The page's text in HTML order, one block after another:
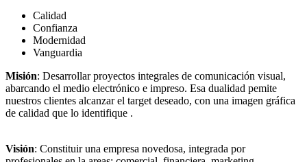
Calidad
Confianza
Modernidad
Vanguardia
Misión: Desarrollar proyectos integrales de comunicación visual,
abarcando el medio electrónico e impreso. Esa dualidad pemite
nuestros clientes alcanzar el target deseado, con una imagen gráfica
de calidad que lo identifique .
Visión: Constituir una empresa novedosa, integrada por